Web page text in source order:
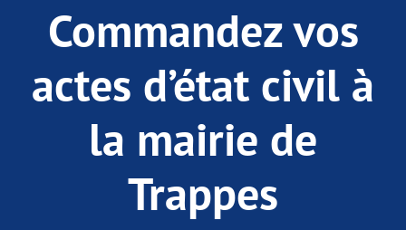
Commandez vos
actes d’état civil à
la mairie de
Trappes